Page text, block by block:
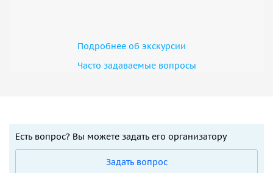
Подробнее об экскурсии
Часто задаваемые вопросы
Есть вопрос? Вы можете задать его организатору
Задать вопрос